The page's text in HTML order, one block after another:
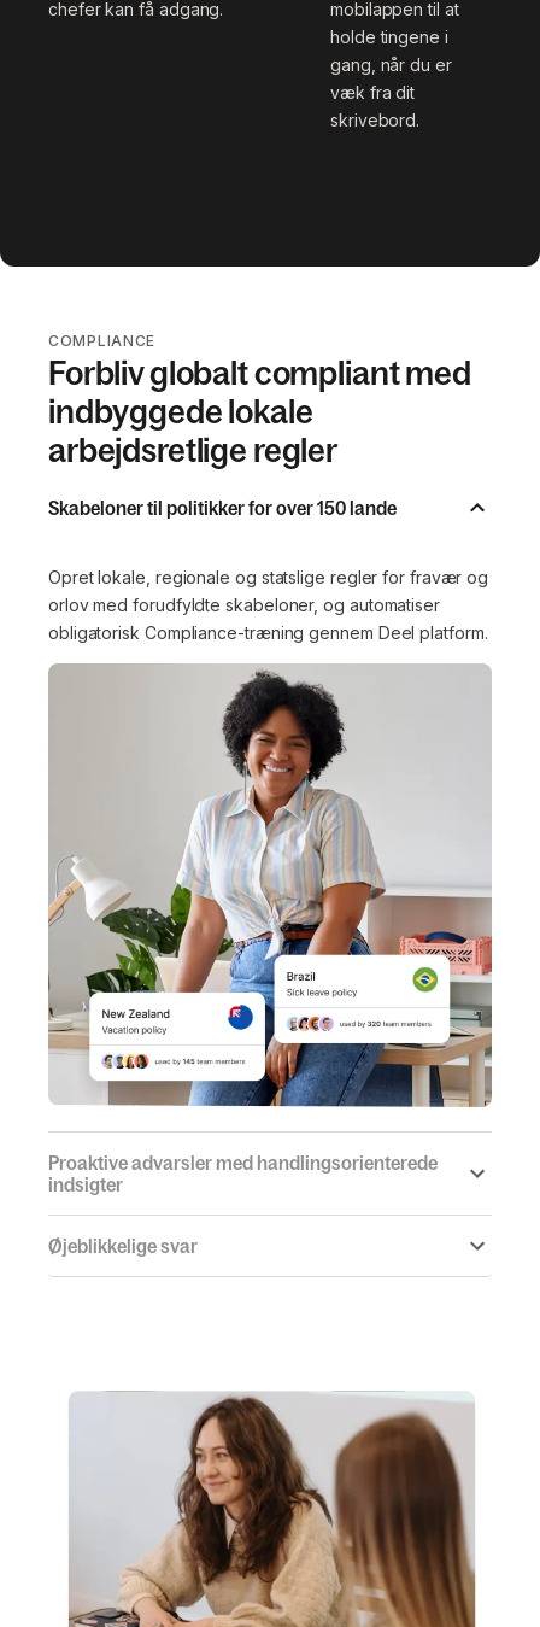
chefer kan få adgang.
mobilappen til at
holde tingene i
gang, når du er
væk fra dit
skrivebord.
COMPLIANCE
Forbliv globalt compliant med
indbyggede lokale
arbejdsretlige regler
Skabeloner til politikker for over 150 lande
Opret lokale, regionale og statslige regler for fravær og
orlov med forudfyldte skabeloner, og automatiser
obligatorisk Compliance-træning gennem Deel platform.
Proaktive advarsler med handlingsorienterede
indsigter
Øjeblikkelige svar